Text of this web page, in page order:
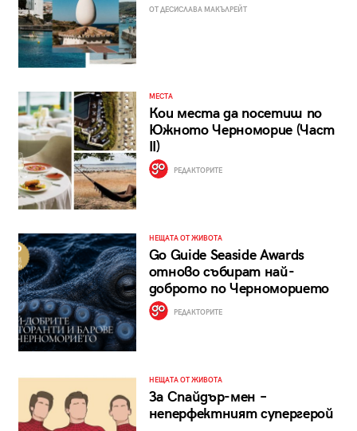
ОТ ДЕСИСЛАВА МАКЪЛРЕЙТ
МЕСТА
Кои места да посетиш по
Южното Черноморие (Част
II)
РЕДАКТОРИТЕ
НЕЩАТА ОТ ЖИВОТА
Go Guide Seaside Awards
отново събират най-
доброто по Черноморието
РЕДАКТОРИТЕ
НЕЩАТА ОТ ЖИВОТА
За Спайдър-мен –
неперфектният супергерой